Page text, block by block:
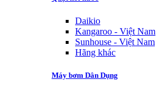
Daikio
Kangaroo - Việt Nam
Sunhouse - Việt Nam
Hãng khác
Máy bơm Dân Dụng